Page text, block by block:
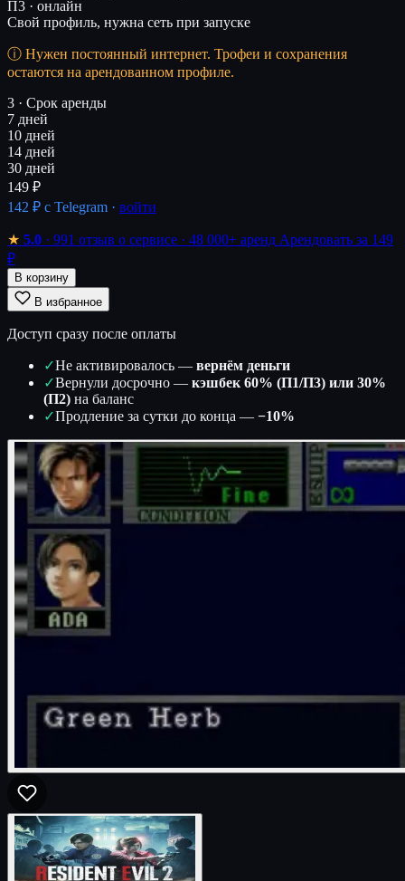
П3 · онлайн
Свой профиль, нужна сеть при запуске
Нужен постоянный интернет. Трофеи и сохранения
остаются на арендованном профиле.
3 · Срок аренды
7 дней
10 дней
14 дней
30 дней
149 ₽
142 ₽ с Telegram · войти
★ 5.0 · 991 отзыв о сервисе · 48 000+ аренд Арендовать за 149
₽
В корзину
В избранное
Доступ сразу после оплаты
✓Не активировалось — вернём деньги
✓Вернули досрочно — кэшбек 60% (П1/П3) или 30%
(П2) на баланс
✓Продление за сутки до конца — −10%